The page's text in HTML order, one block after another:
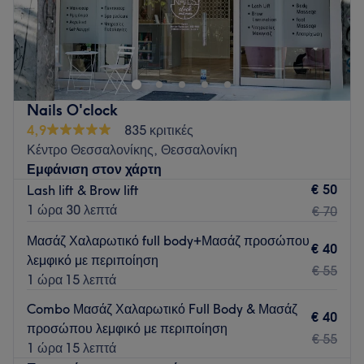
Ενας industrial διαμορφωμένος χώρος Κομμωτές με
εμπειρία και συνεχής εξέλιξη. Χώρος που απευθύνεται σε
όλους και με πολλές ιδέες για μοναδικά στυλ.
Go to venue
Nails O'clock
4,9
835 κριτικές
Κέντρο Θεσσαλονίκης, Θεσσαλονίκη
Εμφάνιση στον χάρτη
Lash lift & Brow lift
1 ώρα 30 λεπτά
€ 50
€ 70
Μασάζ Χαλαρωτικό full body+Μασάζ προσώπου
λεμφικό με περιποίηση
1 ώρα 15 λεπτά
€ 40
€ 55
Combo Μασάζ Χαλαρωτικό Full Body & Μασάζ
προσώπου λεμφικό με περιποίηση
1 ώρα 15 λεπτά
€ 40
€ 55